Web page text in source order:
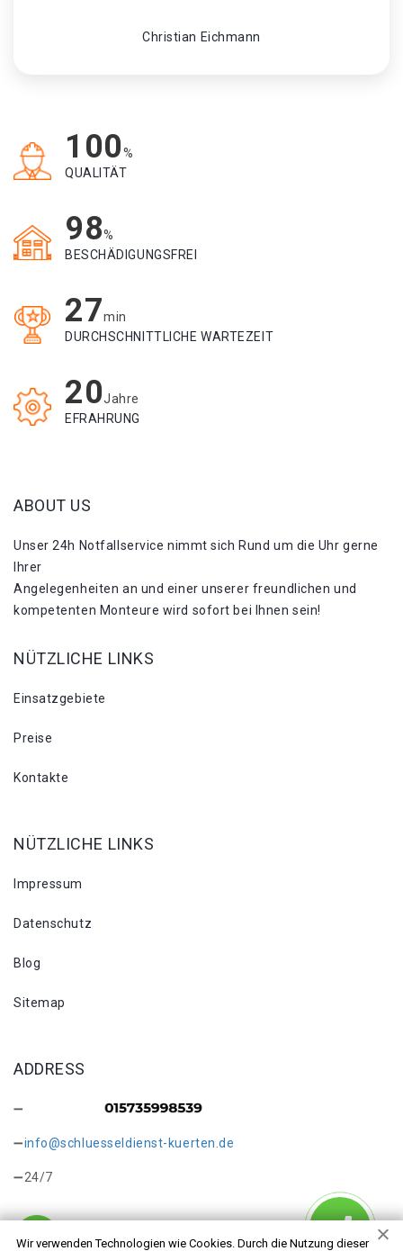
Christian Eichmann
100%
QUALITÄT
98%
BESCHÄDIGUNGSFREI
27min
DURCHSCHNITTLICHE WARTEZEIT
20Jahre
EFRAHRUNG
Wir verwenden Technologien wie Cookies. Durch die Nutzung dieser
ABOUT US
Unser 24h Notfallservice nimmt sich Rund um die Uhr gerne
Ihrer
Angelegenheiten an und einer unserer freundlichen und
kompetenten Monteure wird sofort bei Ihnen sein!
NÜTZLICHE LINKS
Einsatzgebiete
Preise
Kontakte
NÜTZLICHE LINKS
Impressum
Datenschutz
Blog
Sitemap
ADDRESS
info@schluesseldienst-kuerten.de
24/7